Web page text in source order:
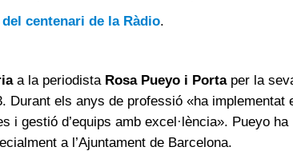
centenari de la Ràdio.
a la periodista Rosa Pueyo i Portaper la
Durant els anys de professió «ha implementat
i gestió d’equips amb excel·lència». Pueyo ha
a l’Ajuntament de Barcelona.